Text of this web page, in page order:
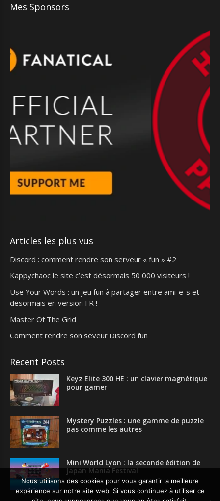
Mes Sponsors
Articles les plus vus
Discord : comment rendre son serveur « fun » #2
Kappychaoc le site c’est désormais 50 000 visiteurs !
Use Your Words : un jeu fun à partager entre ami-e-s et
désormais en version FR !
Master Of The Grid
Comment rendre son seveur Discord fun
Recent Posts
Keyz Elite 300 HE : un clavier magnétique
pour gamer
Mystery Puzzles : une gamme de puzzle
pas comme les autres
Mini World Lyon : la seconde édition de
Japan Mania Festival
Nous utilisons des cookies pour vous garantir la meilleure
expérience sur notre site web. Si vous continuez à utiliser ce